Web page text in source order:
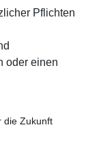
Pflichten
oder einen
die Zukunft